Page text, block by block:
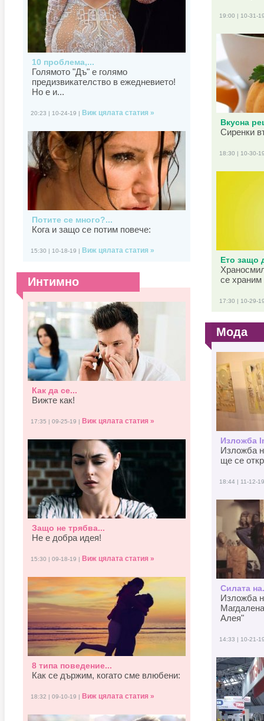
10 проблема,...
Голямото "Дъ" е голямо
предизвикателство в ежедневието!
Но е и...
20:23 | 10-24-19 | Виж цялата статия »
Потите се много?...
Кога и защо се потим повече:
15:30 | 10-18-19 | Виж цялата статия »
Интимно
Как да се...
Вижте как!
17:35 | 09-25-19 | Виж цялата статия »
Защо не трябва...
Не е добра идея!
15:30 | 09-18-19 | Виж цялата статия »
8 типа поведение...
Как се държим, когато смe влюбени:
18:32 | 09-10-19 | Виж цялата статия »
19:00 | 10-31-
Вкусна
Сиренки
18:30 | 10-30-
Ето защо
се храним
17:30 | 10-29-
Мода
Изложба
Изложба
ще се
18:44 | 11-12-
Силата
Изложба
Алея"
14:33 | 10-21-